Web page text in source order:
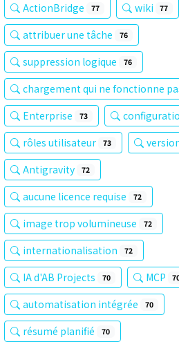
ActionBridge 77 wiki 77
attribuer une tâche 76
suppression logique 76
chargement qui ne fonctionne
Enterprise 73
rôles utilisateur 73
Antigravity 72
aucune licence requise 72
image trop volumineuse 72
internationalisation 72
IA d'AB Projects 70 MCP
automatisation intégrée 70
résumé planifié 70